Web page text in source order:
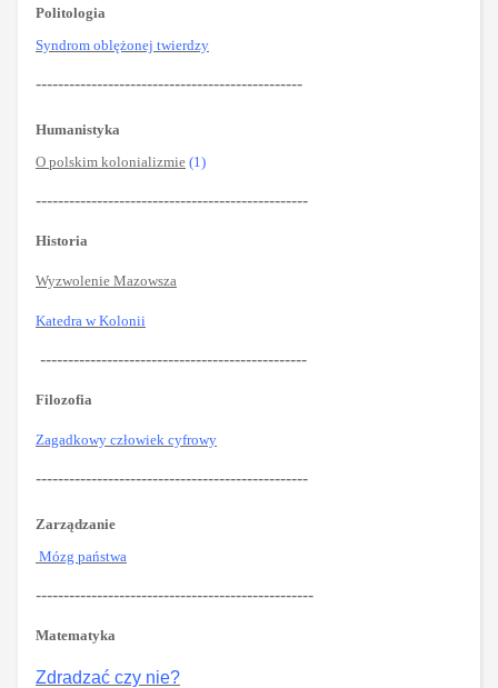
Politologia
Syndrom oblężonej twierdzy
------------------------------------------------
Humanistyka
O polskim kolonializmie (1)
-------------------------------------------------
Historia
Wyzwolenie Mazowsza
Katedra w Kolonii
------------------------------------------------
Filozofia
Zagadkowy człowiek cyfrowy
-------------------------------------------------
Zarządzanie
Mózg państwa
--------------------------------------------------
Matematyka
Zdradzać czy nie?